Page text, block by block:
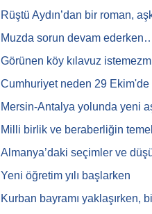
Rüştü Aydın’dan bir roman,
Muzda sorun devam
Görünen köy kılavuz
Cumhuriyet neden 29
Mersin-Antalya yolunda yeni
Milli birlik ve beraberliğin
Almanya’daki seçimler ve
Yeni öğretim yılı başlarken
Kurban bayramı yaklaşırken,